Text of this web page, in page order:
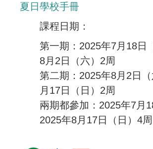
夏日學校手冊
課程日期：
第一期：2025年7月18日
8月2日（六）2周
第二期：2025年8月2日
月17日（日）2周
兩期都參加：2025年7月
2025年8月17日（日）4周